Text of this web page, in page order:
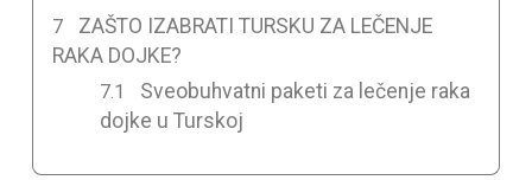
ZAŠTO IZABRATI TURSKU ZA LEČENJE
RAKA DOJKE?
Sveobuhvatni paketi za lečenje raka
dojke u Turskoj